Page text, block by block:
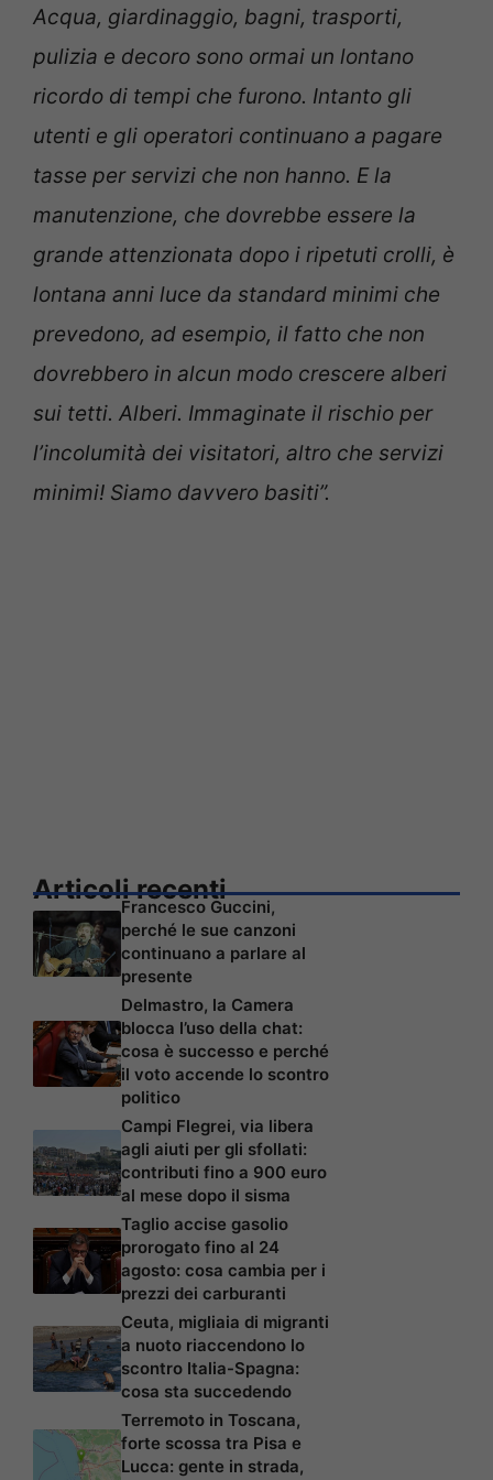
Acqua, giardinaggio, bagni, trasporti,
pulizia e decoro sono ormai un lontano
ricordo di tempi che furono. Intanto gli
utenti e gli operatori continuano a pagare
tasse per servizi che non hanno. E la
manutenzione, che dovrebbe essere la
grande attenzionata dopo i ripetuti crolli, è
lontana anni luce da standard minimi che
prevedono, ad esempio, il fatto che non
dovrebbero in alcun modo crescere alberi
sui tetti. Alberi. Immaginate il rischio per
l’incolumità dei visitatori, altro che servizi
minimi! Siamo davvero basiti”.
Articoli recenti
Francesco Guccini,
perché le sue canzoni
continuano a parlare al
presente
Delmastro, la Camera
blocca l’uso della chat:
cosa è successo e perché
il voto accende lo scontro
politico
Campi Flegrei, via libera
agli aiuti per gli sfollati:
contributi fino a 900 euro
al mese dopo il sisma
Taglio accise gasolio
prorogato fino al 24
agosto: cosa cambia per i
prezzi dei carburanti
Ceuta, migliaia di migranti
a nuoto riaccendono lo
scontro Italia-Spagna:
cosa sta succedendo
Terremoto in Toscana,
forte scossa tra Pisa e
Lucca: gente in strada,